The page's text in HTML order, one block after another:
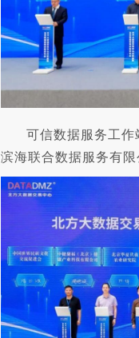
可信数据服务工
滨海联合数据服务有限